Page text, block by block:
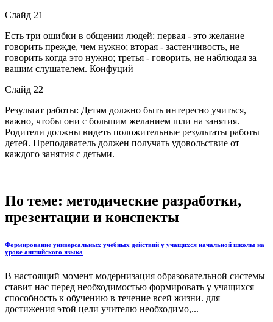
Слайд 21
Есть три ошибки в общении людей: первая - это желание
говорить прежде, чем нужно; вторая - застенчивость, не
говорить когда это нужно; третья - говорить, не наблюдая за
вашим слушателем. Конфуций
Слайд 22
Результат работы: Детям должно быть интересно учиться,
важно, чтобы они с большим желанием шли на занятия.
Родители должны видеть положительные результаты работы
детей. Преподаватель должен получать удовольствие от
каждого занятия с детьми.
По теме: методические разработки,
презентации и конспекты
Формирование универсальных учебных действий у учащихся начальной школы на
уроке английского языка
В настоящий момент модернизация образовательной системы
ставит нас перед необходимостью формировать у учащихся
способность к обучению в течение всей жизни. для
достижения этой цели учителю необходимо,...